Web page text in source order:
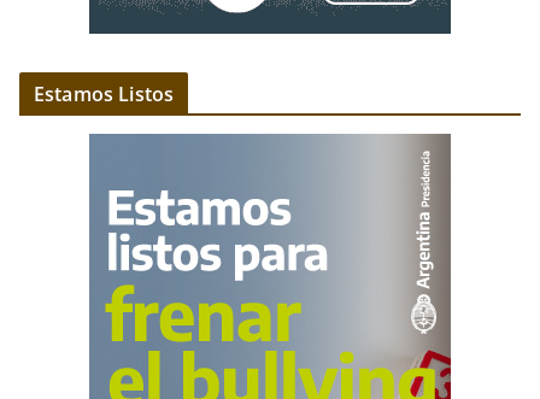
Estamos Listos